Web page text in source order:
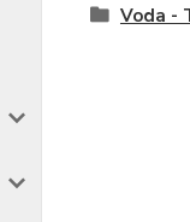
Voda -